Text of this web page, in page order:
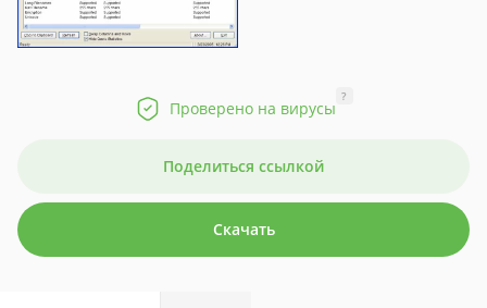
Проверено на вирусы
?
Поделиться ссылкой
Скачать